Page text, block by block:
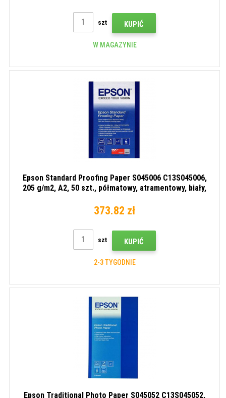
szt KUPIĆ
W MAGAZYNIE
Epson Standard Proofing Paper S045006 C13S045006,
205 g/m2, A2, 50 szt., półmatowy, atramentowy, biały,
373.82 zł
szt KUPIĆ
2-3 TYGODNIE
Epson Traditional Photo Paper S045052 C13S045052,